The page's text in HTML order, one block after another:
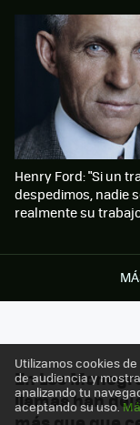
Henry Ford: "Si un
despedimos, nadie
realmente su
En Los
llamas han
Utilizamos cookies
de audiencia y
analizando tu
aceptando su uso.